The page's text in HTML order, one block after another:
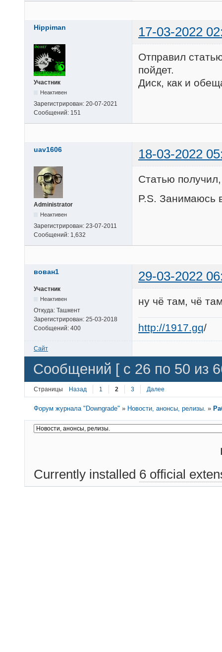
Hippiman 17-03-2022
Участник
Неактивен
Зарегистрирован: 20-07-2021
Сообщений: 151
Отправил
пойдет.
Диск, как и
uav1606 18-03-2022
Administrator
Неактивен
Зарегистрирован: 23-07-2011
Сообщений: 1,632
Статью
P.S. Занимаюсь
вован1 29-03-2022
Участник
Неактивен
Откуда: Ташкент
Зарегистрирован: 25-03-2018
Сообщений: 400
ну чё там, чё
http://1917.gq/
Сайт
Сообщений [ с 26 по 50 из
Страницы Назад 1 2 3 Далее
Форум журнала "Downgrade" » Новости, анонсы, релизы. »
Currently installed 6 official